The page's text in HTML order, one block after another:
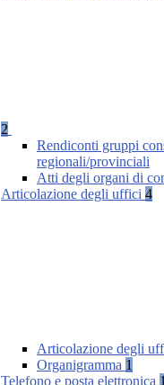
2
Rendiconti gruppi
regionali/provinciali
Atti degli organi di
Articolazione degli uffici 4
Articolazione degli
Organigramma 1
Telefono e posta elettronica 1